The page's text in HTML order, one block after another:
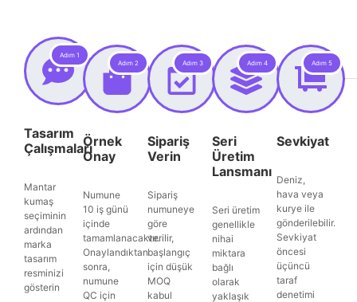
Adım 1
Tasarım
Çalışmaları
Mantar
kumaş
seçiminin
ardından
marka
tasarım
resminizi
gösterin
Adım 2
Örnek
Onay
Numune
10 iş günü
içinde
tamamlanacaktır.
Onaylandıktan
sonra,
numune
QC için
Adım 3
Sipariş
Verin
Sipariş
numuneye
göre
verilir,
başlangıç
için düşük
MOQ
kabul
Adım 4
Seri
Üretim
Lansmanı
Seri üretim
genellikle
nihai
miktara
bağlı
olarak
yaklaşık
Adım 5
Sevkiyat
Deniz,
hava veya
kurye ile
gönderilebilir.
Sevkiyat
öncesi
üçüncü
taraf
denetimi